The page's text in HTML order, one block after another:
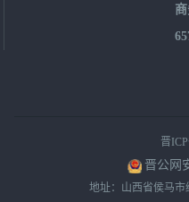
晋
晋公网
地址：山西省侯马市